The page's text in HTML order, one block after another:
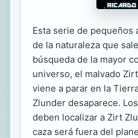
Esta serie de pequeños
de la naturaleza que
búsqueda de la mayor
universo, el malvado
viene a parar en la
Zlunder desaparece.
deben localizar a Zirt
caza será fuera del